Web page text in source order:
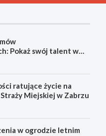
Pokaż swój talent w
ratujące życie na
Miejskiej w Zabrzu
w ogrodzie letnim